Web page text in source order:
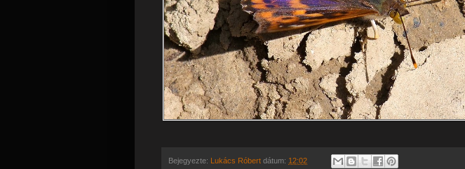
Bejegyezte: Lukács Róbert dátum: 12:02